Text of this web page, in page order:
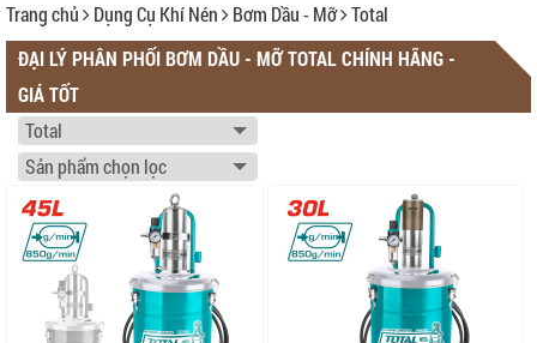
Trang chủ
Dụng Cụ Khí Nén Bơm Dầu - Mỡ Total
ĐẠI LÝ PHÂN PHỐI BƠM DẦU - MỠ TOTAL CHÍNH HÃNG -
GIÁ TỐT